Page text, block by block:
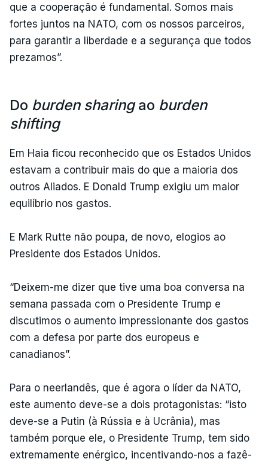
que a cooperação é fundamental. Somos mais
fortes juntos na NATO, com os nossos parceiros,
para garantir a liberdade e a segurança que todos
prezamos”.
Do burden sharingao burden
shifting
Em Haia ficou reconhecido que os Estados Unidos
estavam a contribuir mais do que a maioria dos
outros Aliados. E Donald Trump exigiu um maior
equilíbrio nos gastos.
E Mark Rutte não poupa, de novo, elogios ao
Presidente dos Estados Unidos.
“Deixem-me dizer que tive uma boa conversa na
semana passada com o Presidente Trump e
discutimos o aumento impressionante dos gastos
com a defesa por parte dos europeus e
canadianos”.
Para o neerlandês, que é agora o líder da NATO,
este aumento deve-se a dois protagonistas: “isto
deve-se a Putin (à Rússia e à Ucrânia), mas
também porque ele, o Presidente Trump, tem sido
extremamente enérgico, incentivando-nos a fazê-